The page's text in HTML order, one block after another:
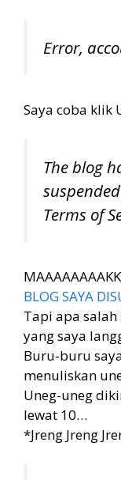
Error,
Saya coba klik
The blog
Terms of
BLOG SAYA
Tapi apa salah
yang saya
Buru-buru
menuliskan
Uneg-uneg
lewat 10…
*Jreng Jreng